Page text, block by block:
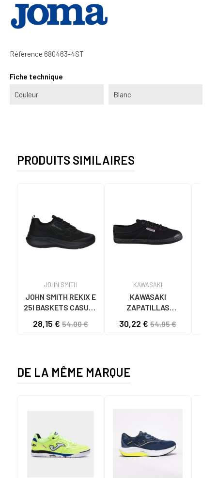
Référence 680463-4ST
Fiche technique
Couleur Blanc
PRODUITS SIMILAIRES
JOHN SMITH
JOHN SMITH REKIX E
25I BASKETS CASUAL
28,15 € 54,00 €
KAWASAKI
KAWASAKI
ZAPATILLAS
CANVAS K192495
30,22 € 54,95 €
DE LA MÊME MARQUE